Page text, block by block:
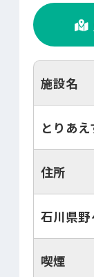
施設名
とりあ
住所
石川県
喫煙